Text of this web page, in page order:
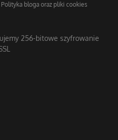
Polityka bloga oraz pliki cookies
256-bitowe szyfrowanie